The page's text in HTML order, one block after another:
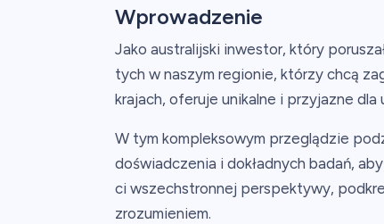
Wprowadzenie
Jako australijski inwestor, który
tych w naszym regionie, którzy chcą
krajach, oferuje unikalne i przyjazne
W tym kompleksowym przeglądzie
doświadczenia i dokładnych badań,
ci wszechstronnej perspektywy,
zrozumieniem.